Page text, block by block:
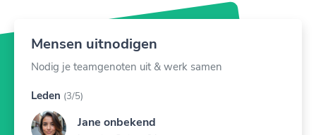
Mensen uitnodigen
Nodig je teamgenoten uit & werk samen
Leden (3/5)
Jane onbekend